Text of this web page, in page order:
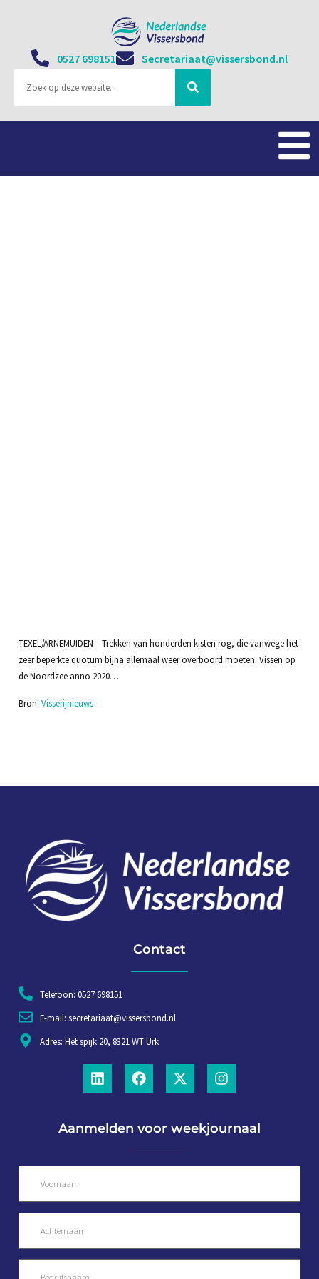
0527 698151 Secretariaat@vissersbond.nl
TEXEL/ARNEMUIDEN – Trekken van honderden kisten rog, die vanwege het
zeer beperkte quotum bijna allemaal weer overboord moeten. Vissen op
de Noordzee anno 2020…
Bron: Visserijnieuws
Contact
Telefoon: 0527 698151
E-mail: secretariaat@vissersbond.nl
Adres: Het spijk 20, 8321 WT Urk
Aanmelden voor weekjournaal